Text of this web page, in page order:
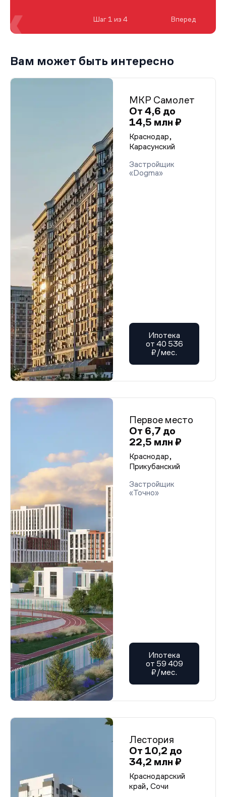
Шаг 1 из 4 Вперед
Вам может быть интересно
МКР Самолет
От 4,6 до
14,5 млн ₽
Краснодар,
Карасунский
Застройщик
«Dogma»
Ипотека
от 40 536
₽/мес.
Первое место
От 6,7 до
22,5 млн ₽
Краснодар,
Прикубанский
Застройщик
«Точно»
Ипотека
от 59 409
₽/мес.
Лестория
От 10,2 до
34,2 млн ₽
Краснодарский
край, Сочи